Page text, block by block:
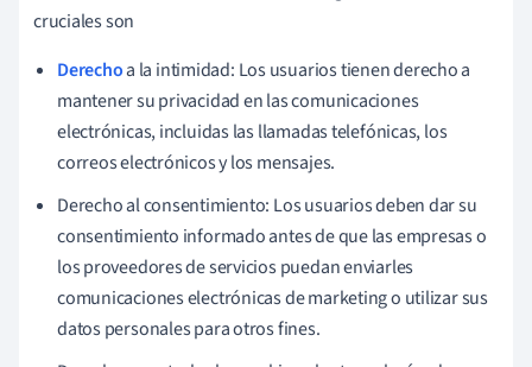
cruciales son
Derechoa la intimidad: Los usuarios tienen derecho a
mantener su privacidad en las comunicaciones
electrónicas, incluidas las llamadas telefónicas, los
correos electrónicos y los mensajes.
Derecho al consentimiento: Los usuarios deben dar su
consentimiento informado antes de que las empresas o
los proveedores de servicios puedan enviarles
comunicaciones electrónicas de marketing o utilizar sus
datos personales para otros fines.